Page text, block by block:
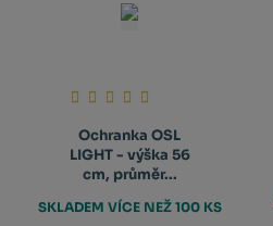
Ochranka OSL
LIGHT - výška 56
cm, průměr...
SKLADEM VÍCE NEŽ 100 KS